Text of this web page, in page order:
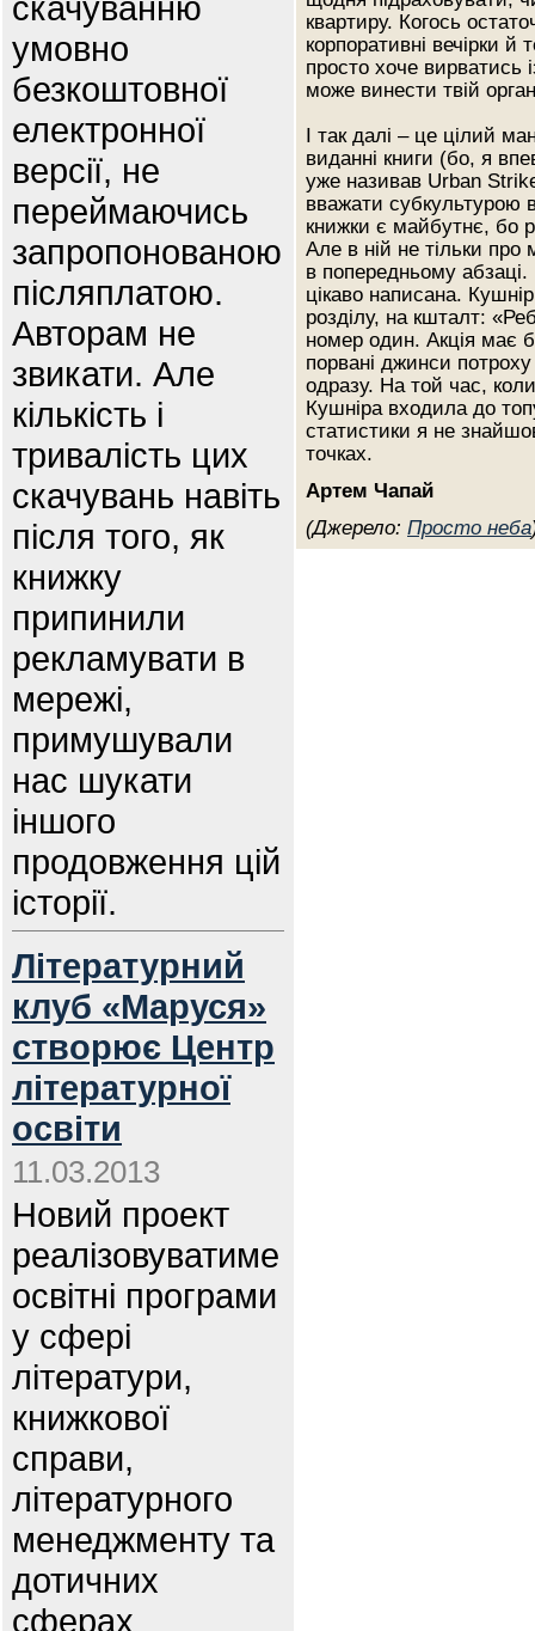
умовно
безкоштовної
електронної
версії, не
переймаючись
запропонованою
післяплатою.
Авторам не
звикати. Але
кількість і
тривалість цих
скачувань навіть
після того, як
книжку
припинили
рекламувати в
мережі,
примушували
нас шукати
іншого
продовження цій
історії.
Літературний
клуб «Маруся»
створює Центр
літературної
освіти
11.03.2013
Новий проект
реалізовуватиме
освітні програми
у сфері
літератури,
книжкової
справи,
літературного
менеджменту та
дотичних
сферах
квартиру. Когось
корпоративні вечірки й
просто хоче вирватись
може винести твій
І так далі – це цілий
виданні книги (бо, я
уже називав Urban
вважати субкультурою
книжки є майбутнє, бо
Але в ній не тільки про
в попередньому
цікаво написана.
розділу, на кшталт:
номер один. Акція має
порвані джинси
одразу. На той час,
Кушніра входила до
статистики я не
точках.
Артем Чапай
(Джерело: Просто неба